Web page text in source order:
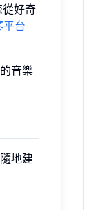
好奇
平台
音樂
地建